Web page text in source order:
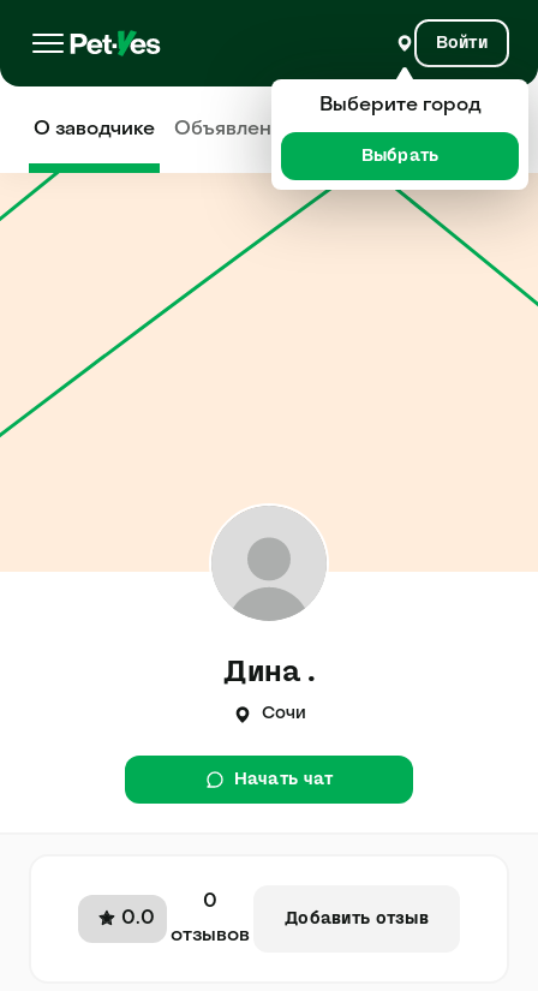
Войти
О заводчике Объявления Отзывы
Дина .
Сочи
Начать чат
0.0
0
отзывов
Добавить отзыв
Выберите город
Выбрать